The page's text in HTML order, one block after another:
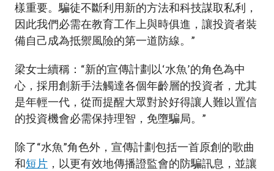
樣重要。騙徒不斷利用新的方法和科技謀取私利，
因此我們必需在教育工作上與時俱進，讓投資者裝
備自己成為抵禦風險的第一道防線。”
梁女士續稱：“新的宣傳計劃以‘水魚’的角色為中
心，採用創新手法觸達各個年齡層的投資者，尤其
是年輕一代，從而提醒大眾對於好得讓人難以置信
的投資機會必需保持理智，免墮騙局。”
除了“水魚”角色外，宣傳計劃包括一首原創的歌曲
和短片 ，以更有效地傳播證監會的防騙訊息，並讓